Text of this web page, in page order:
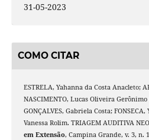
31-05-2023
COMO CITAR
ESTRELA, Yahanna da Costa Anacleto;
NASCIMENTO, Lucas Oliveira Gerônimo
GONÇALVES, Gabriela Costa;
Vanessa Rolim. TRIAGEM AUDITIVA
em Extensão, Campina Grande, v. 3, n.